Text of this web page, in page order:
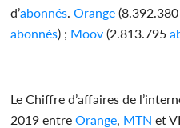
d’abonnés.Orange
abonnés) ; Moov (2.813.795
Le Chiffre d’affaires de
2019 entreOrange, MTN et